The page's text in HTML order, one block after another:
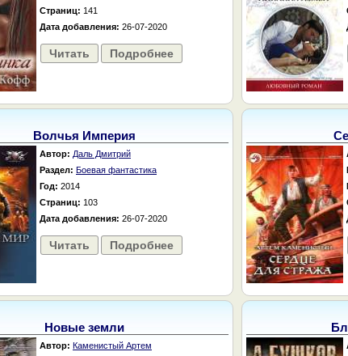
Страниц: 141
Дата добавления: 26-07-2020
Читать Подробнее
Волчья Империя
Автор: Даль Дмитрий
Раздел: Боевая фантастика
Год: 2014
Страниц: 103
Дата добавления: 26-07-2020
Читать Подробнее
Новые земли
Автор: Каменистый Артем